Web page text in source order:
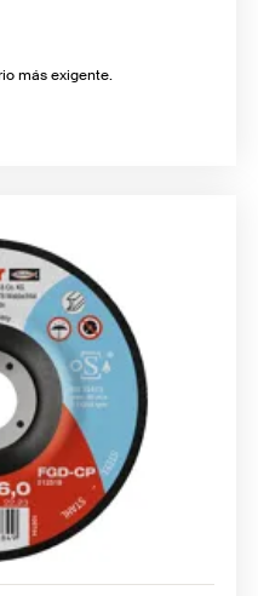
más exigente.